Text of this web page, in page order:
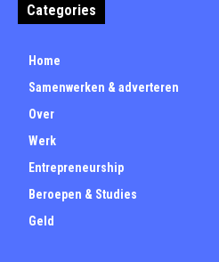
Categories
Home
Samenwerken & adverteren
Over
Werk
Entrepreneurship
Beroepen & Studies
Geld